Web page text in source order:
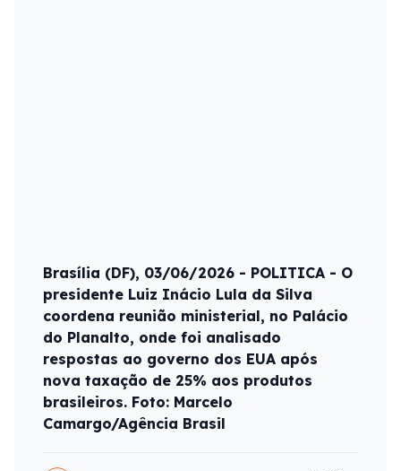
Brasília (DF), 03/06/2026 - POLITICA - O
presidente Luiz Inácio Lula da Silva
coordena reunião ministerial, no Palácio
do Planalto, onde foi analisado
respostas ao governo dos EUA após
nova taxação de 25% aos produtos
brasileiros. Foto: Marcelo
Camargo/Agência Brasil